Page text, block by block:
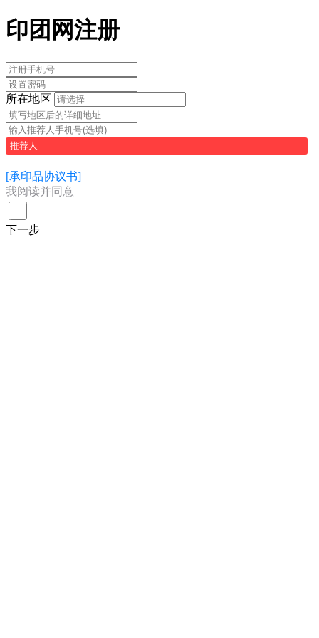
印团网注册
所在地区
推荐人
[承印品协议书]
我阅读并同意
下一步